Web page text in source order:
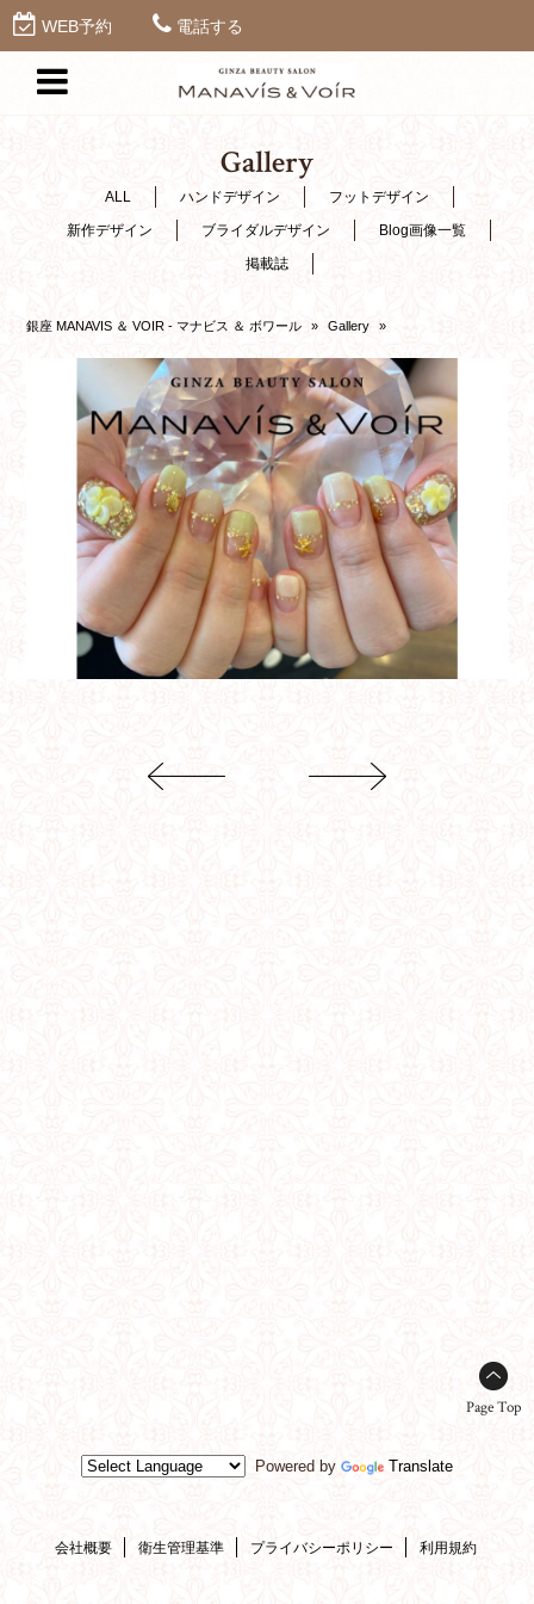
WEB予約 電話する
Gallery
ALL ハンドデザイン
フットデザイン
新作デザイン
ブライダルデザイン
Blog画像一覧
掲載誌
銀座 MANAVIS ＆ VOIR - マナビス ＆ ボワール » Gallery »
Page Top
Powered by Translate
会社概要 衛生管理基準 プライバシーポリシー 利用規約